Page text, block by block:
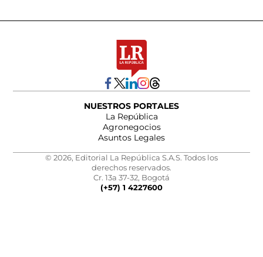
NUESTROS PORTALES
La República
Agronegocios
Asuntos Legales
© 2026, Editorial La República S.A.S. Todos los
derechos reservados.
Cr. 13a 37-32, Bogotá
(+57) 1 4227600